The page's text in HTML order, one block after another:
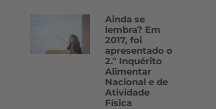
Ainda se
lembra? Em
2017, foi
apresentado o
2.º Inquérito
Alimentar
Nacional e de
Atividade
Física